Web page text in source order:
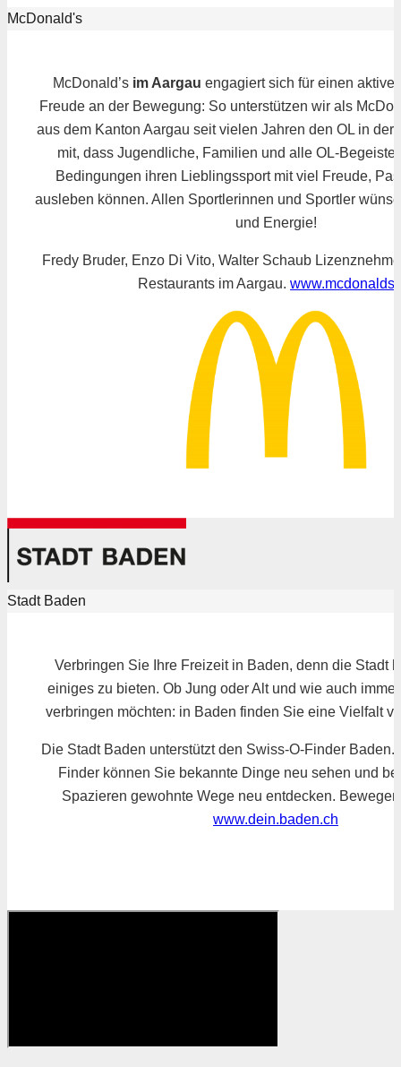
McDonald's
McDonald’s im Aargau engagiert sich für einen
Freude an der Bewegung: So unterstützen wir als
aus dem Kanton Aargau seit vielen Jahren den OL in der
mit, dass Jugendliche, Familien und alle OL-
Bedingungen ihren Lieblingssport mit viel Freude,
ausleben können. Allen Sportlerinnen und Sportler
und Energie!
Fredy Bruder, Enzo Di Vito, Walter Schaub
Restaurants im Aargau.
Stadt Baden
Verbringen Sie Ihre Freizeit in Baden, denn die Stadt
einiges zu bieten. Ob Jung oder Alt und wie auch
verbringen möchten: in Baden finden Sie eine Vielfalt
Die Stadt Baden unterstützt den Swiss-O-Finder Baden.
Finder können Sie bekannte Dinge neu sehen und
Spazieren gewohnte Wege neu entdecken.
www.dein.baden.ch